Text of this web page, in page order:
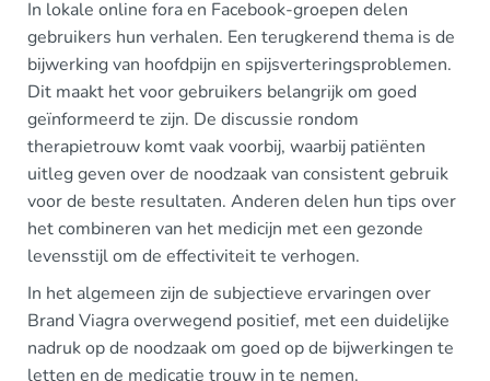
In lokale online fora en Facebook-groepen delen
gebruikers hun verhalen. Een terugkerend thema is de
bijwerking van hoofdpijn en spijsverteringsproblemen.
Dit maakt het voor gebruikers belangrijk om goed
geïnformeerd te zijn. De discussie rondom
therapietrouw komt vaak voorbij, waarbij patiënten
uitleg geven over de noodzaak van consistent gebruik
voor de beste resultaten. Anderen delen hun tips over
het combineren van het medicijn met een gezonde
levensstijl om de effectiviteit te verhogen.
In het algemeen zijn de subjectieve ervaringen over
Brand Viagra overwegend positief, met een duidelijke
nadruk op de noodzaak om goed op de bijwerkingen te
letten en de medicatie trouw in te nemen.